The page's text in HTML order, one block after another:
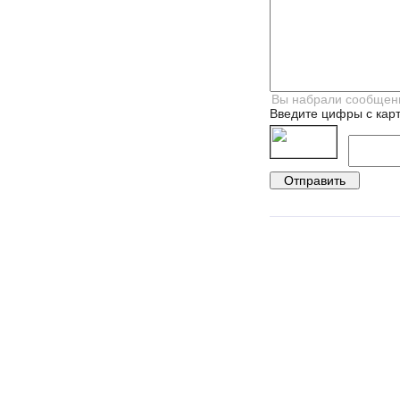
Введите цифры с